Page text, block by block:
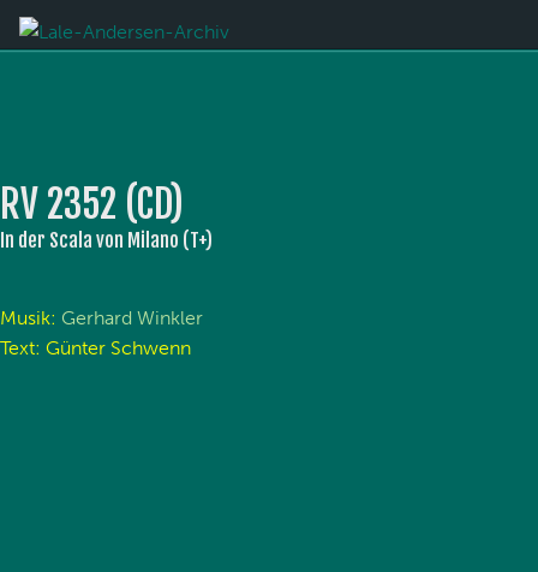
RV 2352 (CD)
In der Scala von Milano (T+)
Musik: Gerhard Winkler
Text: Günter Schwenn